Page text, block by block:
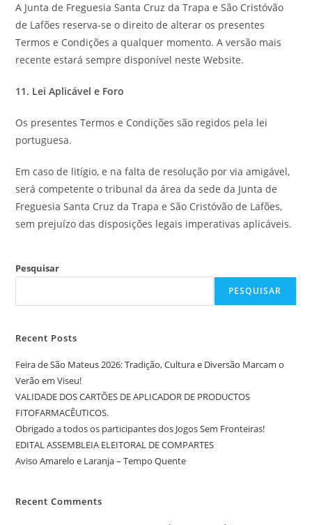
A Junta de Freguesia Santa Cruz da Trapa e São Cristóvão
de Lafões reserva-se o direito de alterar os presentes
Termos e Condições a qualquer momento. A versão mais
recente estará sempre disponível neste Website.
11. Lei Aplicável e Foro
Os presentes Termos e Condições são regidos pela lei
portuguesa.
Em caso de litígio, e na falta de resolução por via amigável,
será competente o tribunal da área da sede da Junta de
Freguesia Santa Cruz da Trapa e São Cristóvão de Lafões,
sem prejuízo das disposições legais imperativas aplicáveis.
Pesquisar
PESQUISAR
Recent Posts
Feira de São Mateus 2026: Tradição, Cultura e Diversão Marcam o
Verão em Viseu!
VALIDADE DOS CARTÕES DE APLICADOR DE PRODUCTOS
FITOFARMACÊUTICOS.
Obrigado a todos os participantes dos Jogos Sem Fronteiras!
EDITAL ASSEMBLEIA ELEITORAL DE COMPARTES
Aviso Amarelo e Laranja – Tempo Quente
Recent Comments